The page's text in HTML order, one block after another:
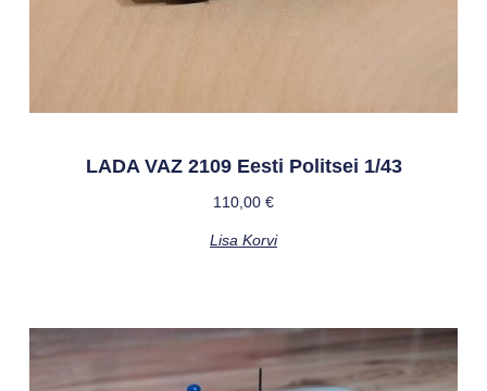
LADA VAZ 2109 Eesti Politsei 1/43
110,00 €
Lisa Korvi